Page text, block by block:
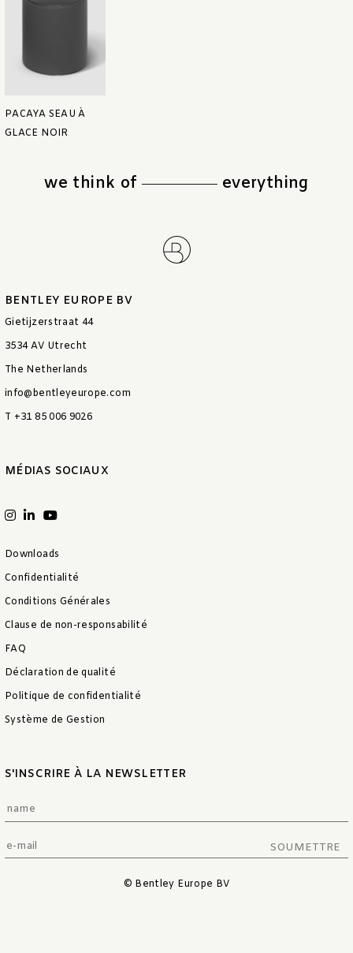
PACAYA SEAU À
GLACE NOIR
we think of everything
BENTLEY EUROPE BV
Gietijzerstraat 44
3534 AV Utrecht
The Netherlands
info@bentleyeurope.com
T +31 85 006 9026
MÉDIAS SOCIAUX
Downloads
Confidentialité
Conditions Générales
Clause de non-responsabilité
FAQ
Déclaration de qualité
Politique de confidentialité
Système de Gestion
S'INSCRIRE À LA NEWSLETTER
SOUMETTRE
© Bentley Europe BV